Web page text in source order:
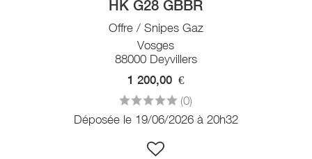
HK G28 GBBR
Offre / Snipes Gaz
Vosges
88000 Deyvillers
1 200,00 €
(0)
Déposée le 19/06/2026 à 20h32